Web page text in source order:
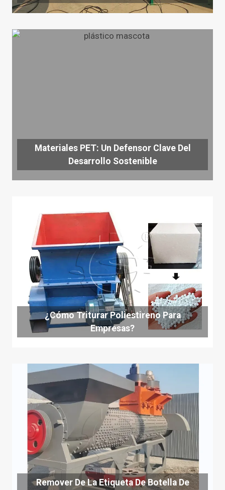
Materiales PET: Un Defensor Clave Del
Desarrollo Sostenible
¿Cómo Triturar Poliestireno Para
Empresas?
Remover De La Etiqueta De Botella De